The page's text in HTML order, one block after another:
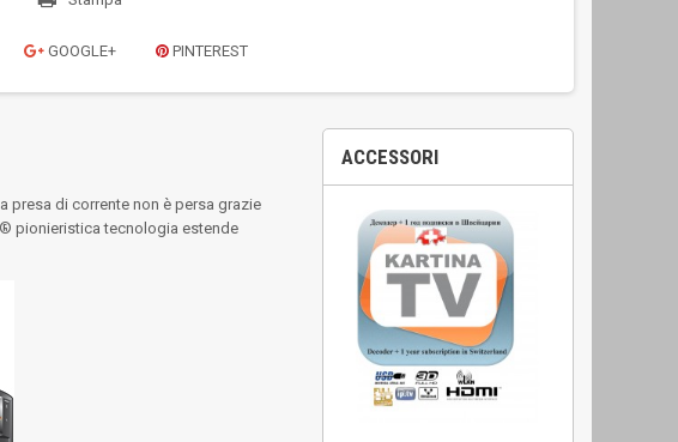
GOOGLE+ PINTEREST
presa di corrente non è persa grazie
pionieristica tecnologia estende
ACCESSORI